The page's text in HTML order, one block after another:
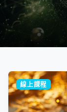
線上課程